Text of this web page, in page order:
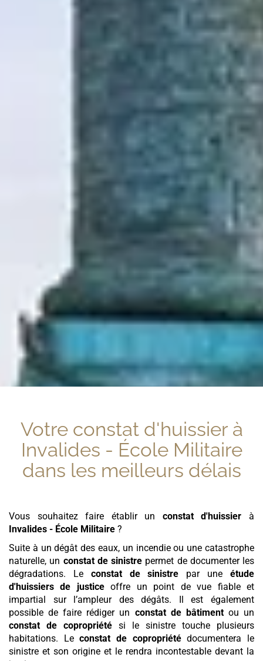
Votre constat d'huissier à
Invalides - École Militaire
dans les meilleurs délais
Vous souhaitez faire établir un constat d'huissier à
Invalides - École Militaire ?
Suite à un dégât des eaux, un incendie ou une catastrophe
naturelle, un constat de sinistre permet de documenter les
dégradations. Le constat de sinistre par uneétude
d'huissiers de justiceoffre un point de vue fiable et
impartial sur l’ampleur des dégâts. Il est également
possible de faire rédiger un constat de bâtimentou un
constat de copropriété si le sinistre touche plusieurs
habitations. Leconstat de copropriétédocumentera le
sinistre et son origine et le rendra incontestable devant la